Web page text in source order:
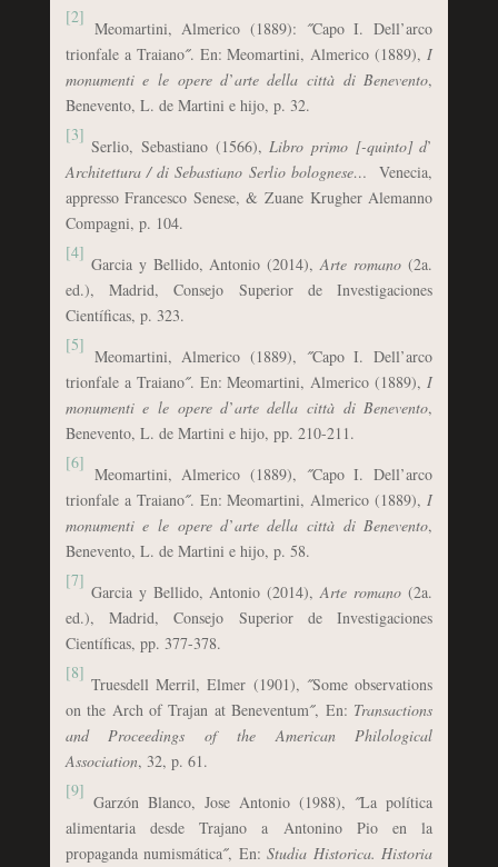
[2]
Meomartini, Almerico (1889): ˝Capo I. Dell’arco
trionfale a Traiano˝. En: Meomartini, Almerico (1889),I
monumenti e le opere d’arte della città di Benevento,
Benevento, L. de Martini e hijo, p. 32.
[3]
Serlio, Sebastiano (1566),Libro primo [-quinto] d’
Architettura / di Sebastiano Serlio bolognese… Venecia,
appresso Francesco Senese, & Zuane Krugher Alemanno
Compagni, p. 104.
[4]
Garcia y Bellido, Antonio (2014),Arte romano (2a.
ed.), Madrid, Consejo Superior de Investigaciones
Científicas, p. 323.
[5]
Meomartini, Almerico (1889), ˝Capo I. Dell’arco
trionfale a Traiano˝. En: Meomartini, Almerico (1889),I
monumenti e le opere d’arte della città di Benevento,
Benevento, L. de Martini e hijo, pp. 210-211.
[6]
Meomartini, Almerico (1889), ˝Capo I. Dell’arco
trionfale a Traiano˝. En: Meomartini, Almerico (1889),I
monumenti e le opere d’arte della città di Benevento,
Benevento, L. de Martini e hijo, p. 58.
[7]
Garcia y Bellido, Antonio (2014),Arte romano (2a.
ed.), Madrid, Consejo Superior de Investigaciones
Científicas, pp. 377-378.
[8]
Truesdell Merril, Elmer (1901), ˝Some observations
on the Arch of Trajan at Beneventum˝, En: Transactions
and Proceedings of the American Philological
Association, 32, p. 61.
[9]
Garzón Blanco, Jose Antonio (1988), ˝La política
alimentaria desde Trajano a Antonino Pio en la
propaganda numismática˝, En:Studia Historica. Historia